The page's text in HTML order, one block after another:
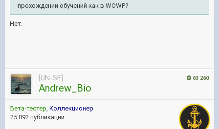
прохождении обучений как в WOWP?
Нет.
63 260
[UN-SE]
Andrew_Bio
Бета-тестер, Коллекционер
25 092 публикации